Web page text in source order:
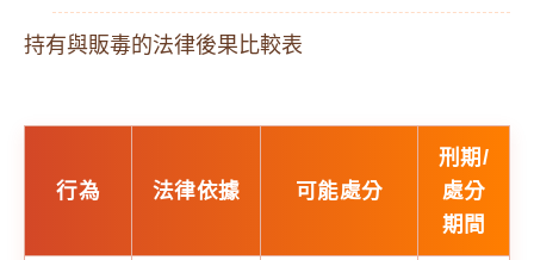
持有與販毒的法律後果比較表
行為 法律依據 可能處分
刑期/
處分
期間